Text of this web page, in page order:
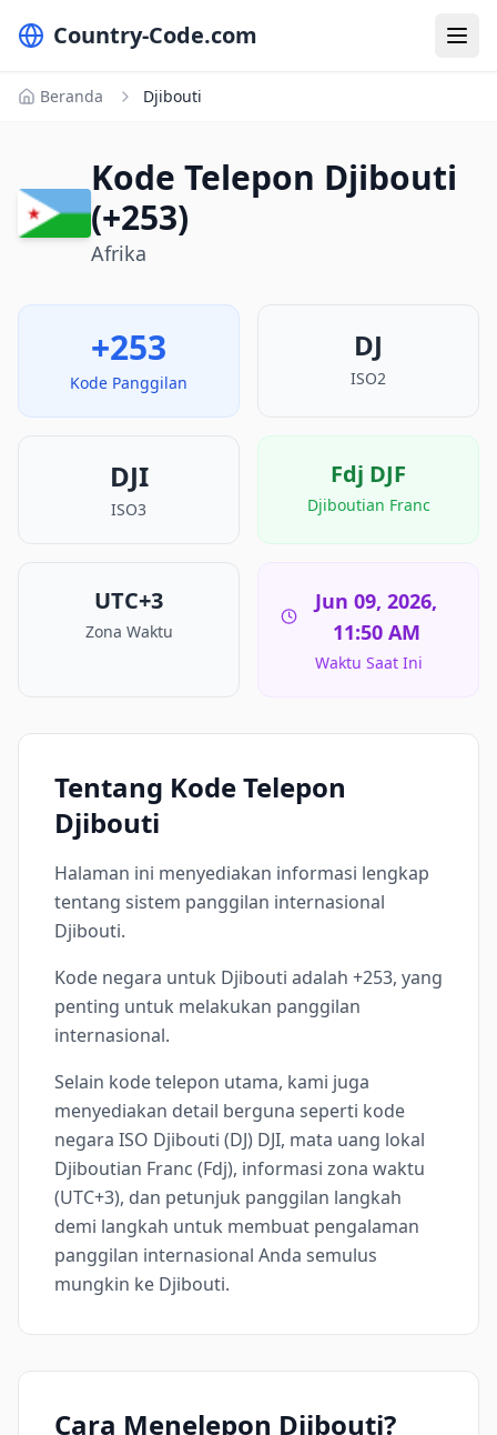
Country-Code.com
Beranda Djibouti
Kode Telepon Djibouti
(+253)
Afrika
+253
Kode Panggilan
DJ
ISO2
DJI
ISO3
Fdj DJF
Djiboutian Franc
UTC+3
Zona Waktu
Jun 09, 2026,
11:50 AM
Waktu Saat Ini
Tentang Kode Telepon
Djibouti
Halaman ini menyediakan informasi lengkap
tentang sistem panggilan internasional
Djibouti.
Kode negara untuk Djibouti adalah +253, yang
penting untuk melakukan panggilan
internasional.
Selain kode telepon utama, kami juga
menyediakan detail berguna seperti kode
negara ISO Djibouti (DJ) DJI, mata uang lokal
Djiboutian Franc (Fdj), informasi zona waktu
(UTC+3), dan petunjuk panggilan langkah
demi langkah untuk membuat pengalaman
panggilan internasional Anda semulus
mungkin ke Djibouti.
Cara Menelepon Djibouti?